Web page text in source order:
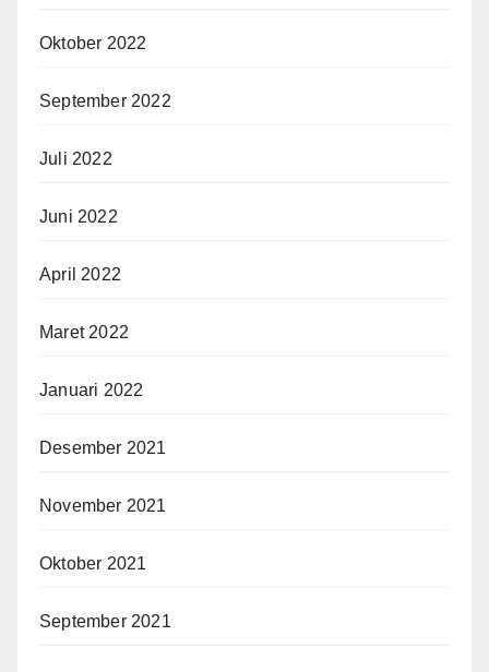
Oktober 2022
September 2022
Juli 2022
Juni 2022
April 2022
Maret 2022
Januari 2022
Desember 2021
November 2021
Oktober 2021
September 2021